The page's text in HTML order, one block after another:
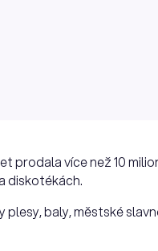
prodala více než 10
diskotékách.
baly, městské